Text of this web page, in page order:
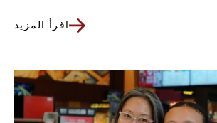
اقرأ المزيد